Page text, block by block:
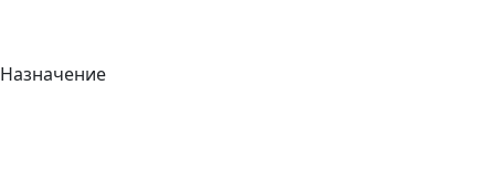
Назначение